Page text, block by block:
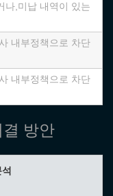
나,미납 내역이 있는
내부정책으로 차단
내부정책으로 차단
방안